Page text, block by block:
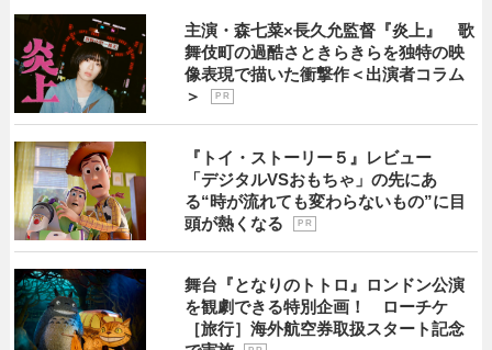
主演・森七菜×長久允監督『炎上』 歌
舞伎町の過酷さときらきらを独特の映
像表現で描いた衝撃作＜出演者コラム
＞
P R
『トイ・ストーリー５』レビュー
「デジタルVSおもちゃ」の先にあ
る“時が流れても変わらないもの”に目
頭が熱くなる
P R
舞台『となりのトトロ』ロンドン公演
を観劇できる特別企画！ ローチケ
［旅行］海外航空券取扱スタート記念